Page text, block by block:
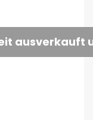
ausverkauft